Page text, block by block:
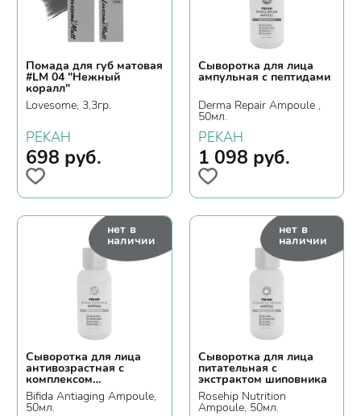
Помада для губ матовая
#LM 04 "Нежный
коралл"
Lovesome, 3,3гр.
PEKAH
698 руб.
Сыворотка для лица
ампульная с пептидами
Derma Repair Ampoule ,
50мл.
PEKAH
1 098 руб.
нет в
наличии
Сыворотка для лица
антивозрастная с
комплексом
бифидобактерий
Bifida Antiaging Ampoule,
50мл.
нет в
наличии
Сыворотка для лица
питательная с
экстрактом шиповника
Rosehip Nutrition
Ampoule, 50мл.